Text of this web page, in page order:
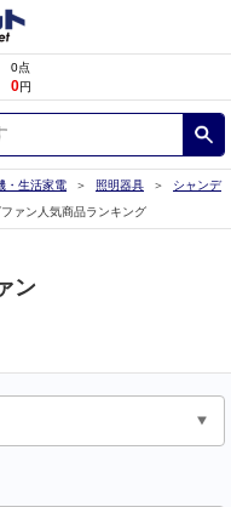
0点
0円
・生活家電 照明器具
シャンデ
ァン人気商品ランキング
ン